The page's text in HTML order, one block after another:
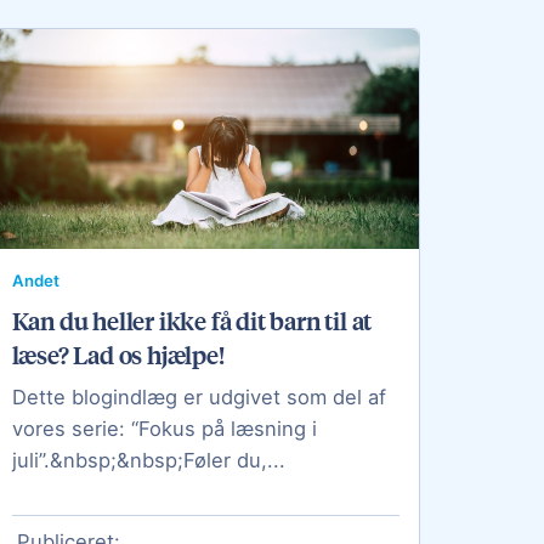
Andet
Kan du heller ikke få dit barn til at
læse? Lad os hjælpe!
Dette blogindlæg er udgivet som del af
vores serie: “Fokus på læsning i
juli”.&nbsp;&nbsp;Føler du,...